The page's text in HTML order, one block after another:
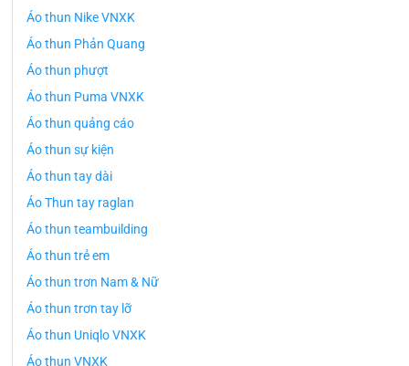
Áo thun Nike VNXK
Áo thun Phản Quang
Áo thun phượt
Áo thun Puma VNXK
Áo thun quảng cáo
Áo thun sự kiện
Áo thun tay dài
Áo Thun tay raglan
Áo thun teambuilding
Áo thun trẻ em
Áo thun trơn Nam & Nữ
Áo thun trơn tay lỡ
Áo thun Uniqlo VNXK
Áo thun VNXK